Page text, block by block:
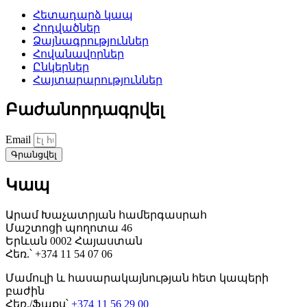
Հետադարձ կապ
Հոդվածներ
Ձայնագրություններ
Հովանավորներ
Ընկերներ
Հայտարարություններ
Բաժանորդագրվել
Email
Գրանցվել
Կապ
Արամ Խաչատրյան համերգասրահ
Մաշտոցի պողոտա 46
Երևան 0002 Հայաստան
Հեռ.՝ +374 11 54 07 06
Մամուլի և հասարակայնության հետ կապերի
բաժին
Հեռ./Ֆաքս՝ +374 11 56 29 00